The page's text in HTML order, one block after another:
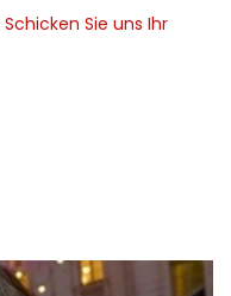
Schicken Sie uns Ihr